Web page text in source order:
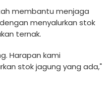
membantu menjaga
menyalurkan stok
ternak.
Harapan kami
stok jagung yang ada,"